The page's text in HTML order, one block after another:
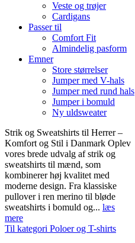
Veste og trøjer
Cardigans
Passer til
Comfort Fit
Almindelig pasform
Emner
Store størrelser
Jumper med V-hals
Jumper med rund hals
Jumper i bomuld
Ny uldsweater
Strik og Sweatshirts til Herrer –
Komfort og Stil i Danmark Oplev
vores brede udvalg af strik og
sweatshirts til mænd, som
kombinerer høj kvalitet med
moderne design. Fra klassiske
pullover i ren merino til bløde
sweatshirts i bomuld og... læs
mere
Til kategori Poloer og T-shirts